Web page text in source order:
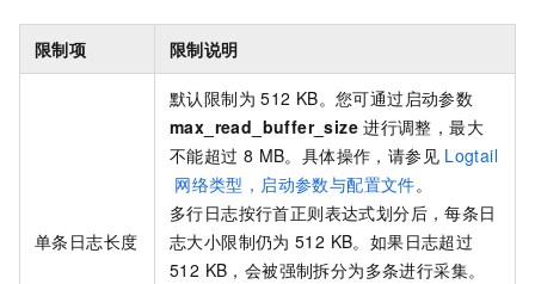
限制项 限制说明
单条日志长度
默认限制为 512 KB。您可通过启动参数
max_read_buffer_size 进行调整，最大
不能超过 8 MB。具体操作，请参见 Logtail
网络类型，启动参数与配置文件。
多行日志按行首正则表达式划分后，每条日
志大小限制仍为 512 KB。如果日志超过
512 KB，会被强制拆分为多条进行采集。